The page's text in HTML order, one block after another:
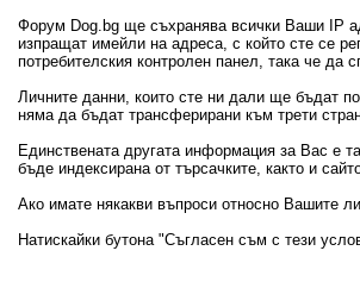
Форум Dog.bg ще съхранява всички Ваши IP
изпращат имейли на адреса, с който сте се
потребителския контролен панел, така че
Личните данни, които сте ни дали ще бъдат
няма да бъдат трансферирани към трети
Единствената другата информация за Вас е
бъде индексирана от търсачките, както и
Ако имате някакви въпроси относно Вашите
Натискайки бутона "Съгласен съм с тези